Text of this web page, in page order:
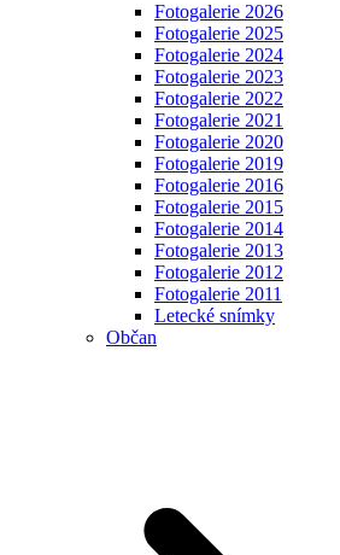
Fotogalerie 2026
Fotogalerie 2025
Fotogalerie 2024
Fotogalerie 2023
Fotogalerie 2022
Fotogalerie 2021
Fotogalerie 2020
Fotogalerie 2019
Fotogalerie 2016
Fotogalerie 2015
Fotogalerie 2014
Fotogalerie 2013
Fotogalerie 2012
Fotogalerie 2011
Letecké snímky
Občan